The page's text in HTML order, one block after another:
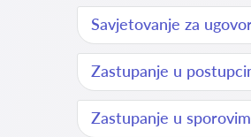
Savjetovanje za
Zastupanje u
Zastupanje u